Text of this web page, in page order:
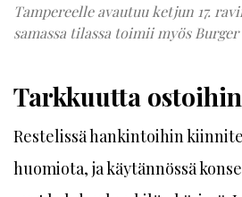
Tampereelle avautuu ketjun 17.
samassa tilassa toimii myös Burger
Tarkkuutta ostoihin
Restelissä hankintoihin
huomiota, ja käytännössä